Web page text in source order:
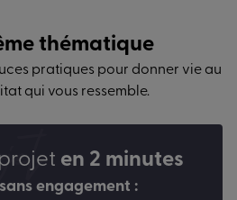
thématique
pratiques pour donner vie au
qui vous ressemble.
en 2 minutes
engagement :